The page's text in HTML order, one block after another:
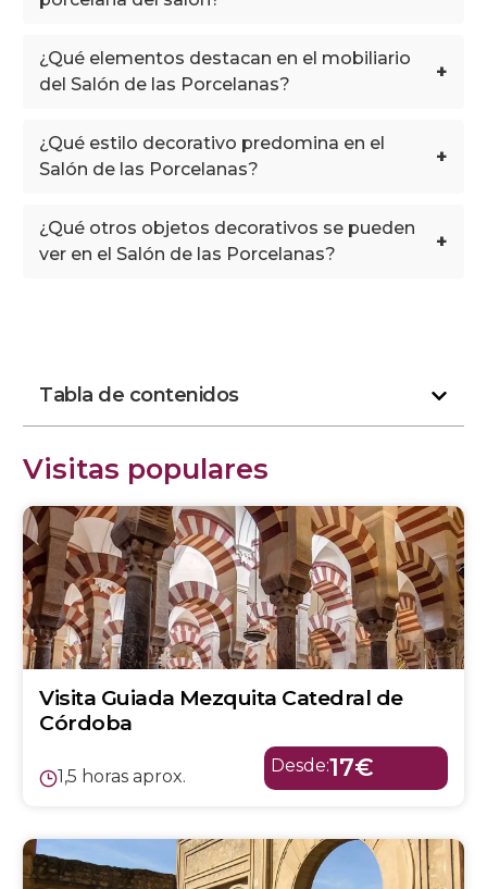
¿Qué elementos destacan en el mobiliario
del Salón de las Porcelanas?
+
¿Qué estilo decorativo predomina en el
Salón de las Porcelanas?
+
¿Qué otros objetos decorativos se pueden
ver en el Salón de las Porcelanas?
+
Tabla de contenidos
Visitas populares
Visita Guiada Mezquita Catedral de
Córdoba
1,5 horas aprox.
Desde:17€